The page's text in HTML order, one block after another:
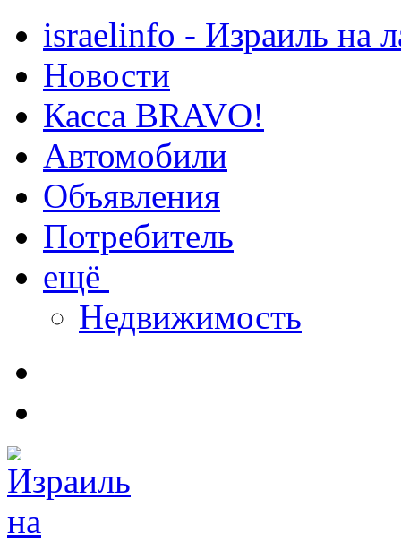
israelinfo - Израиль на
Новости
Касса BRAVO!
Автомобили
Объявления
Потребитель
ещё
Недвижимость